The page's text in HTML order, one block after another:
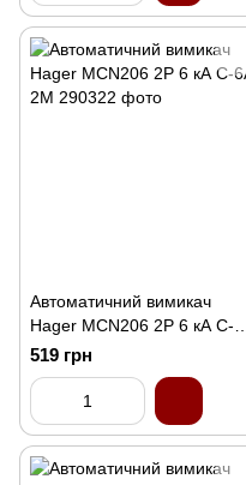
Автоматичний вимикач
Hager MCN206 2P 6 кА C-6A
2M
519 грн